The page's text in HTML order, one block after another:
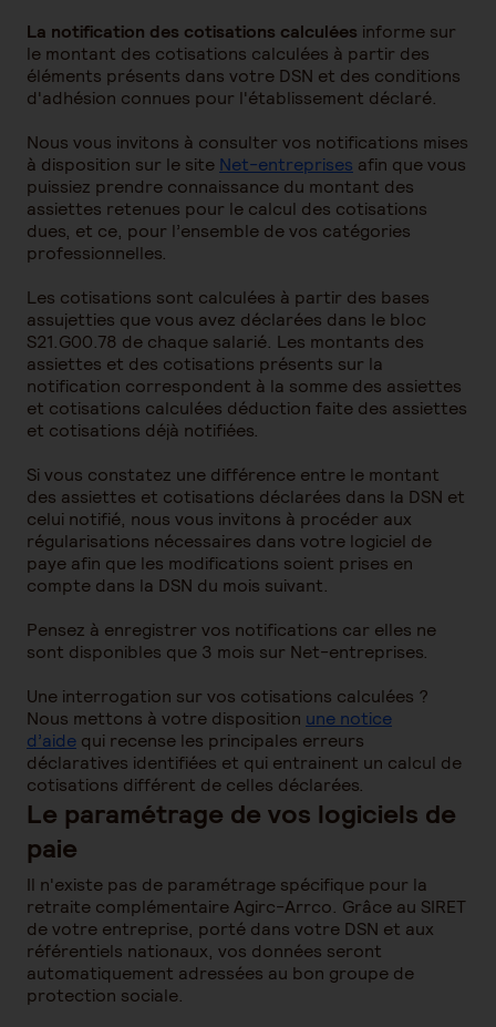
La notification des cotisations calculées informe sur
le montant des cotisations calculées à partir des
éléments présents dans votre DSN et des conditions
d'adhésion connues pour l'établissement déclaré.
Nous vous invitons à consulter vos notifications mises
à disposition sur le site Net-entreprises afin que vous
puissiez prendre connaissance du montant des
assiettes retenues pour le calcul des cotisations
dues, et ce, pour l’ensemble de vos catégories
professionnelles.
Les cotisations sont calculées à partir des bases
assujetties que vous avez déclarées dans le bloc
S21.G00.78 de chaque salarié. Les montants des
assiettes et des cotisations présents sur la
notification correspondent à la somme des assiettes
et cotisations calculées déduction faite des assiettes
et cotisations déjà notifiées.
Si vous constatez une différence entre le montant
des assiettes et cotisations déclarées dans la DSN et
celui notifié, nous vous invitons à procéder aux
régularisations nécessaires dans votre logiciel de
paye afin que les modifications soient prises en
compte dans la DSN du mois suivant.
Pensez à enregistrer vos notifications car elles ne
sont disponibles que 3 mois sur Net-entreprises.
Une interrogation sur vos cotisations calculées ?
Nous mettons à votre disposition une notice
d’aide qui recense les principales erreurs
déclaratives identifiées et qui entrainent un calcul de
cotisations différent de celles déclarées.
Le paramétrage de vos logiciels de
paie
Il n'existe pas de paramétrage spécifique pour la
retraite complémentaire Agirc-Arrco. Grâce au SIRET
de votre entreprise, porté dans votre DSN et aux
référentiels nationaux, vos données seront
automatiquement adressées au bon groupe de
protection sociale.